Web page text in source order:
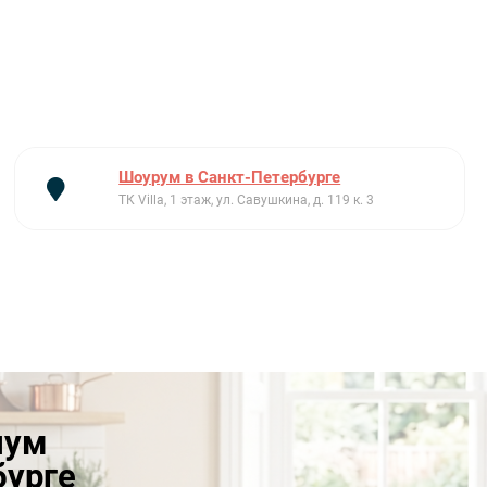
Шоурум в Санкт-Петербурге
ТК Villa, 1 этаж, ул. Савушкина, д. 119 к. 3